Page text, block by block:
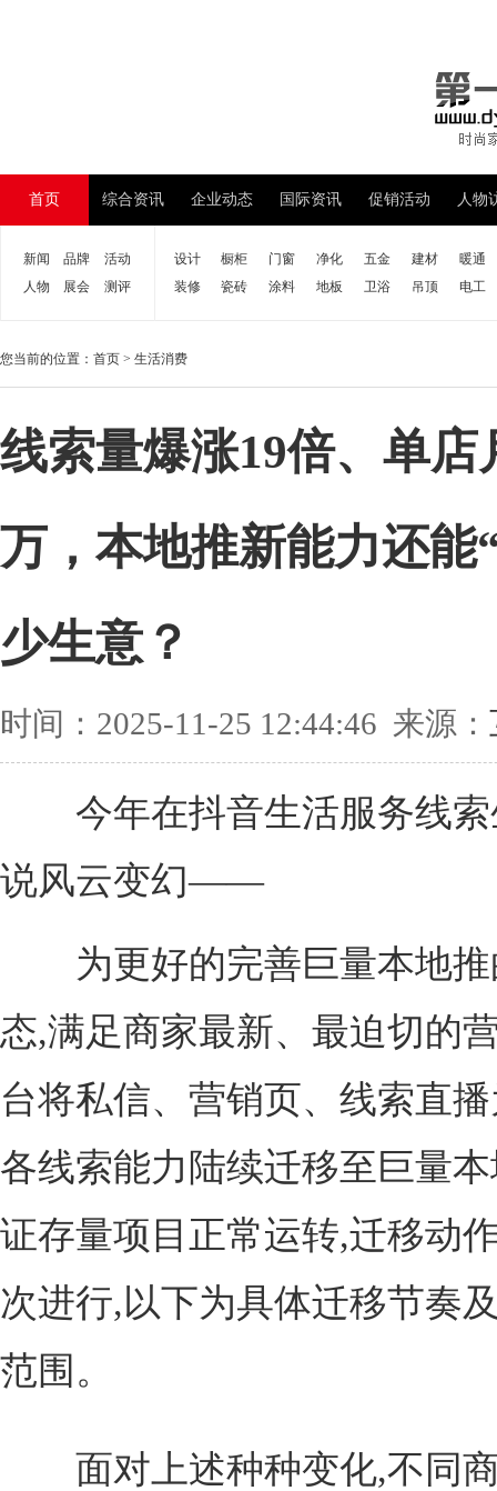
首页 综合资讯 企业动态 国际资讯 促销活动 人物
新闻 品牌
活动
人物
展会 测评
设计 橱柜 门窗 净化 五金 建材
暖通
装修
瓷砖 涂料 地板 卫浴 吊顶 电工
您当前的位置： 首页 > 生活消费
线索量爆涨19倍、单店
万，本地推新能力还能
少生意？
时间：2025-11-25 12:44:46 来源：
今年在抖音生活服务线索
说风云变幻——
为更好的完善巨量本地推
态,满足商家最新、最迫切的
台将私信、营销页、线索直
各线索能力陆续迁移至巨量
证存量项目正常运转,迁移动
次进行,以下为具体迁移节奏
范围。
面对上述种种变化,不同